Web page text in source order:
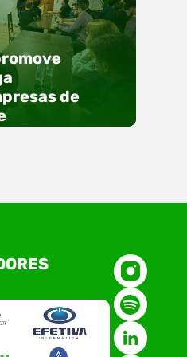
de
do NIAVI – Núcleo
Alto Vale do
empresas de
noite de
e
para o setor.